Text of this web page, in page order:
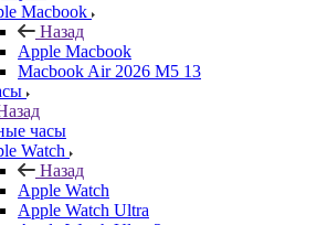
Macbook
Назад
Apple Macbook
Macbook Air 2026 M5 13
часы
Watch
Назад
Apple Watch
Apple Watch Ultra